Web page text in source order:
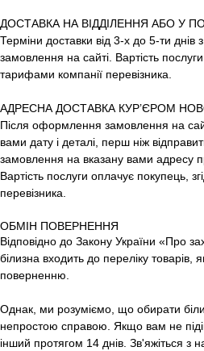
ДОСТАВКА НА ВІДДІЛЕННЯ АБО У
Терміни доставки від 3-х до 5-ти
замовлення на сайті. Вартість
тарифами компанії перевізника.
АДРЕСНА ДОСТАВКА КУР’ЄРОМ
Після оформлення замовлення на
вами дату і деталі, перш ніж
замовлення на вказану вами адресу
Вартість послуги оплачує покупець,
перевізника.
ОБМІН ПОВЕРНЕННЯ
Відповідно до Закону України «Про
білизна входить до переліку товарів,
поверненню.
Однак, ми розуміємо, що обирати
непростою справою. Якщо вам не
інший протягом 14 днів. Зв'яжіться